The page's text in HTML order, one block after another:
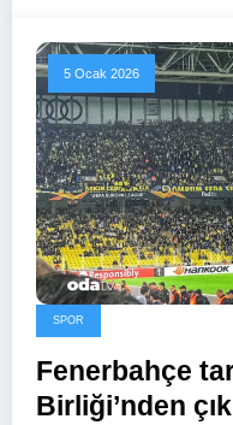
5 Ocak 2026
SPOR
Fenerbahçe
Birliği’nden